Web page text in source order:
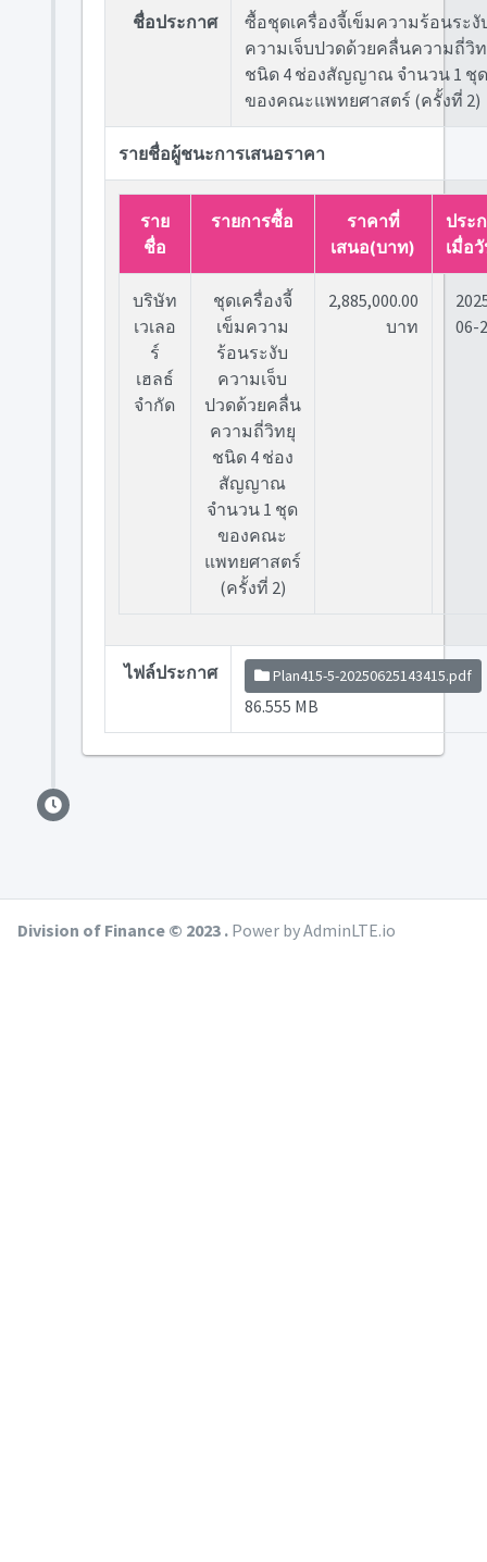
ชื่อประกาศ
ซื้อชุดเครื่องจี้เข็มความร้อนระงั
ความเจ็บปวดด้วยคลื่นความถี่วิ
ชนิด 4 ช่องสัญญาณ จำนวน 1 ชุด
ของคณะแพทยศาสตร์ (ครั้งที่ 2)
รายชื่อผู้ชนะการเสนอราคา
ราย
ชื่อ
รายการซื้อ
ราคาที่
เสนอ(บาท)
ประ
เมื่อ
บริษัท
เวเลอ
ร์
เฮลธ์
จำกัด
ชุดเครื่องจี้
เข็มความ
ร้อนระงับ
ความเจ็บ
ปวดด้วยคลื่น
ความถี่วิทยุ
ชนิด 4 ช่อง
สัญญาณ
จำนวน 1 ชุด
ของคณะ
แพทยศาสตร์
(ครั้งที่ 2)
2,885,000.00
บาท
06-
ไฟล์ประกาศ Plan415-5-20250625143415.pdf
86.555 MB
Division of Finance © 2023 . Power by AdminLTE.io